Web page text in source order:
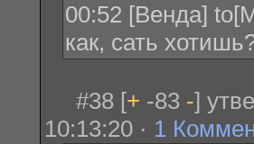
00:52 [Венда]
как, сать
#38 [+ -83 -]
10:13:20 · 1